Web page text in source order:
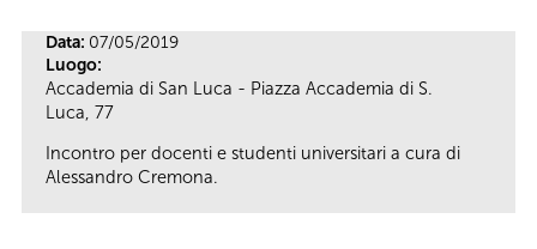
Data: 07/05/2019
Luogo:
Accademia di San Luca - Piazza Accademia di S.
Luca, 77
Incontro per docenti e studenti universitari a cura di
Alessandro Cremona.